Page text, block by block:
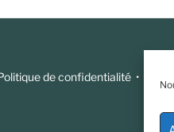
de confidentialité •